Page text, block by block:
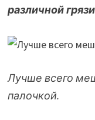
различной
Лучше всего
палочкой.